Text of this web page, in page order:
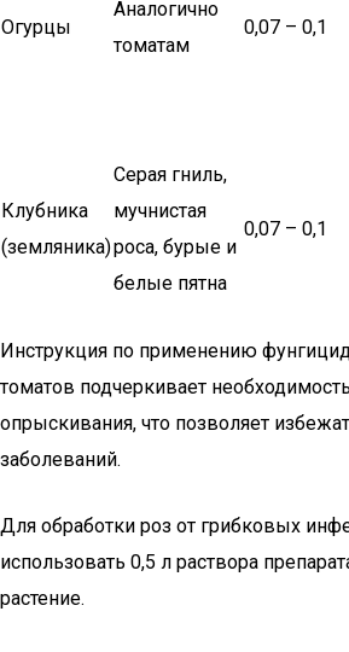
Огурцы
Аналогично
томатам
0,07 – 0,1
Клубника
(земляника)
Серая гниль,
мучнистая
роса, бурые и
белые пятна
0,07 – 0,1
Инструкция по применению
томатов подчеркивает
опрыскивания, что позволяет
заболеваний.
Для обработки роз от грибковых
использовать 0,5 л раствора
растение.